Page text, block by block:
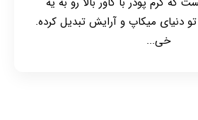
دنیای میکاپ و آرایش تبدیل کرده.
خی...